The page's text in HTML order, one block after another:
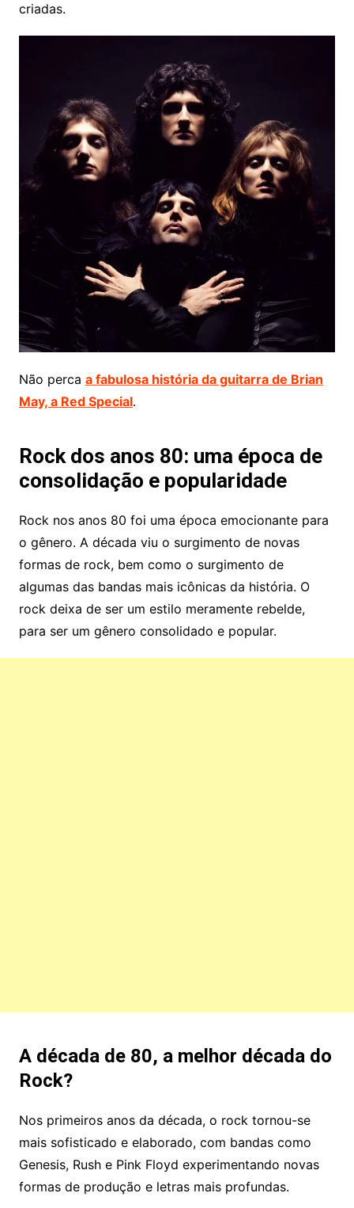
criadas.
Não perca a fabulosa história da guitarra de Brian
May, a Red Special.
Rock dos anos 80: uma época de
consolidação e popularidade
Rock nos anos 80 foi uma época emocionante para
o gênero. A década viu o surgimento de novas
formas de rock, bem como o surgimento de
algumas das bandas mais icônicas da história. O
rock deixa de ser um estilo meramente rebelde,
para ser um gênero consolidado e popular.
A década de 80, a melhor década do
Rock?
Nos primeiros anos da década, o rock tornou-se
mais sofisticado e elaborado, com bandas como
Genesis, Rush e Pink Floyd experimentando novas
formas de produção e letras mais profundas.